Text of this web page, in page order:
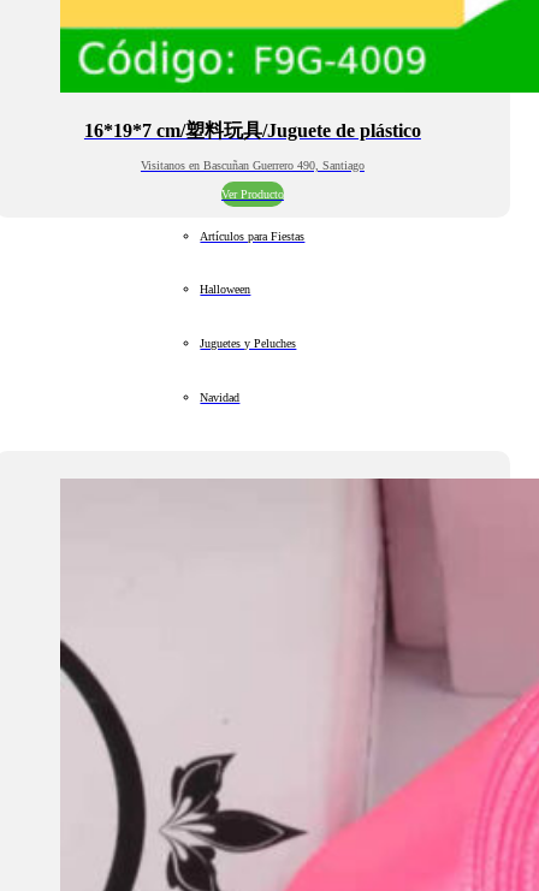
16*19*7 cm/塑料玩具/Juguete de plástico
Visitanos en Bascuñan Guerrero 490, Santiago
Ver Producto
Artículos para Fiestas
Halloween
Juguetes y Peluches
Navidad